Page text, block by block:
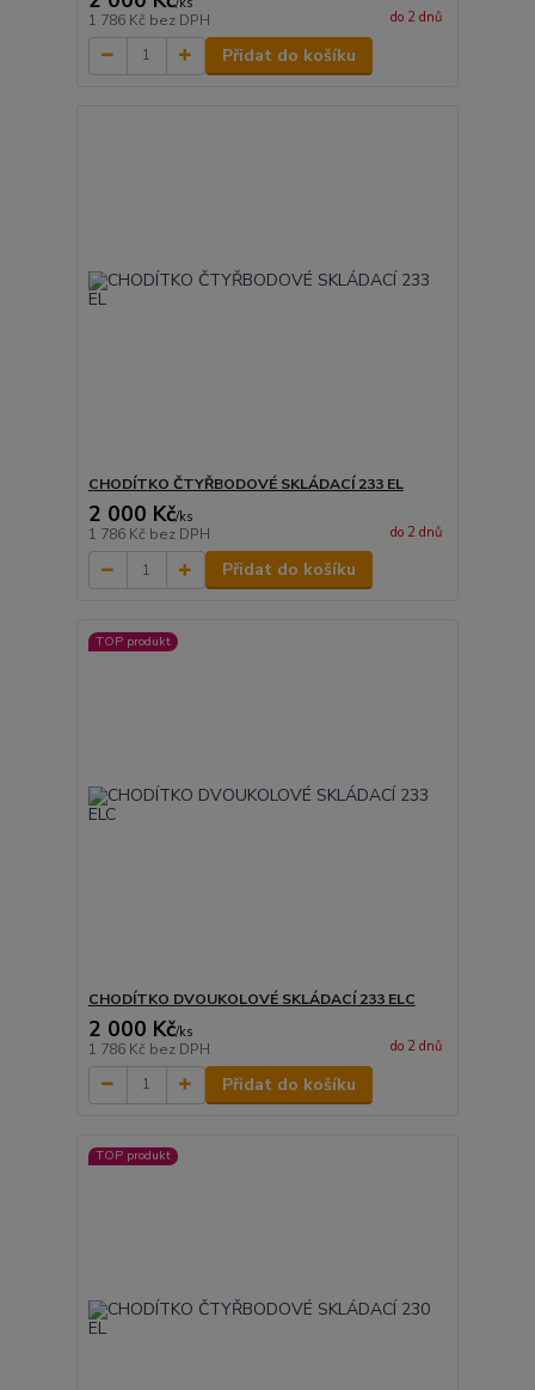
1 786 Kč bez DPH do 2 dnů
Přidat do košíku
CHODÍTKO ČTYŘBODOVÉ SKLÁDACÍ 233 EL
2 000 Kč/ks
1 786 Kč bez DPH do 2 dnů
Přidat do košíku
TOP produkt
CHODÍTKO DVOUKOLOVÉ SKLÁDACÍ 233 ELC
2 000 Kč/ks
1 786 Kč bez DPH do 2 dnů
Přidat do košíku
TOP produkt